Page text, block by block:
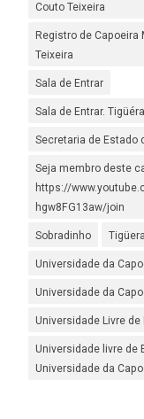
Couto Teixeira
Registro de
Teixeira
Sala de Entrar
Sala de Entrar.
Secretaria de Estado
Seja membro deste
https://
hgw8FG13aw/join
Sobradinho
Universidade da
Universidade da
Universidade Livre
Universidade livre de
Universidade da